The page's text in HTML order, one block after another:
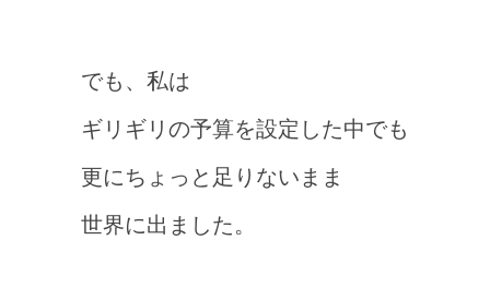
でも、私は
ギリギリの予算を設定した中でも
更にちょっと足りないまま
世界に出ました。